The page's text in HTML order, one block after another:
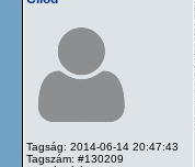
Tagság: 2014-06-14 20:47:43
Tagszám: #130209